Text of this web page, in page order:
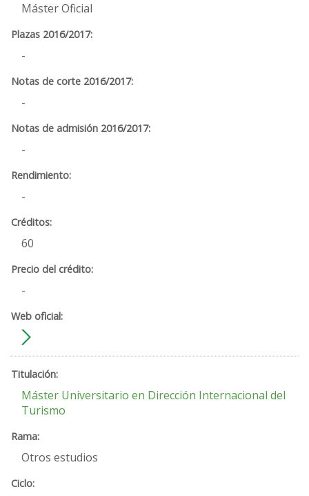
Máster Oficial
-
-
-
-
60
-
Máster Universitario en Dirección Internacional del
Turismo
Otros estudios